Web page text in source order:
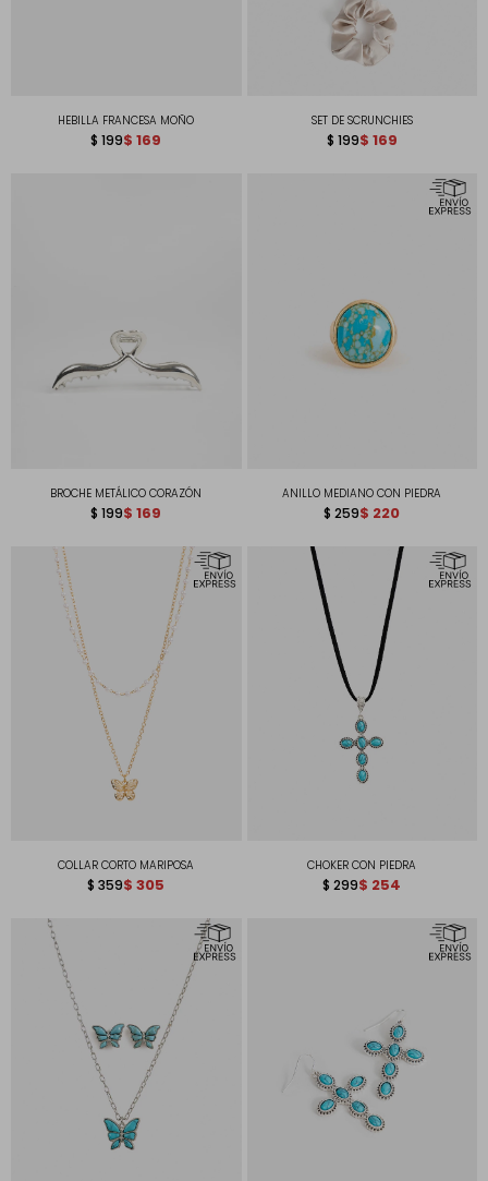
HEBILLA FRANCESA MOÑO
$ 199$ 169
SET DE SCRUNCHIES
$ 199$ 169
BROCHE METÁLICO CORAZÓN
$ 199$ 169
ANILLO MEDIANO CON PIEDRA
$ 259$ 220
COLLAR CORTO MARIPOSA
$ 359$ 305
CHOKER CON PIEDRA
$ 299$ 254